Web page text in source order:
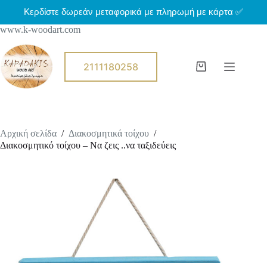
Κερδίστε δωρεάν μεταφορικά με πληρωμή με κάρτα ✅
www.k-woodart.com
τ
β
α
σ
η
ε
ρ
2111180258
Shopping
Αρχική σελίδα / Διακοσμητικά τοίχου /
Διακοσμητικό τοίχου – Να ζεις ..να ταξιδεύεις